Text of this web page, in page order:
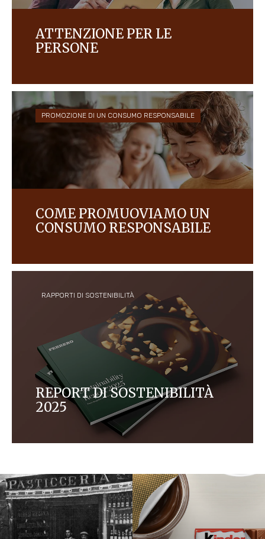
ATTENZIONE PER LE
PERSONE
perché abbiamo a cuore le nostre persone.
PROMOZIONE DI UN CONSUMO RESPONSABILE
COME PROMUOVIAMO UN
CONSUMO RESPONSABILE
sui prodotti che acquistano e consumano.
RAPPORTI DI SOSTENIBILITÀ
REPORT DI SOSTENIBILITÀ
2025
Dalle azioni concrete a impatti significativi.